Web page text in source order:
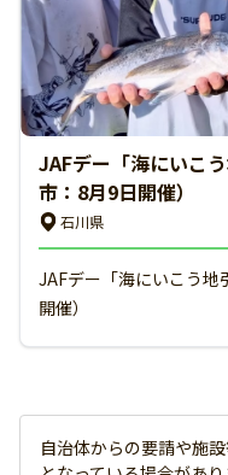
JAFデー「海にいこ
市：8月9日開催）
石川県
JAFデー「海にいこう地
開催）
自治体からの要請や施